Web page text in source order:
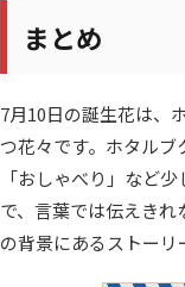
まとめ
7月10日の誕生花は、
つ花々です。ホタル
「おしゃべり」など
で、言葉では伝えき
の背景にあるストーリ